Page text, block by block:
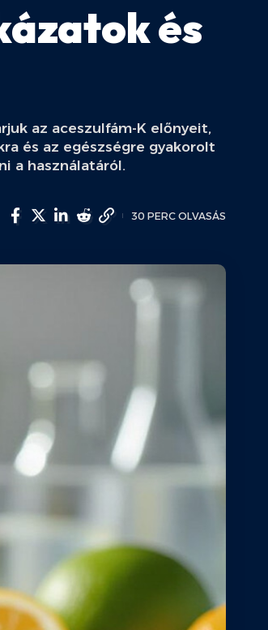
és
az aceszulfám-K előnyeit,
és az egészségre gyakorolt
a használatáról.
30 PERC OLVASÁS